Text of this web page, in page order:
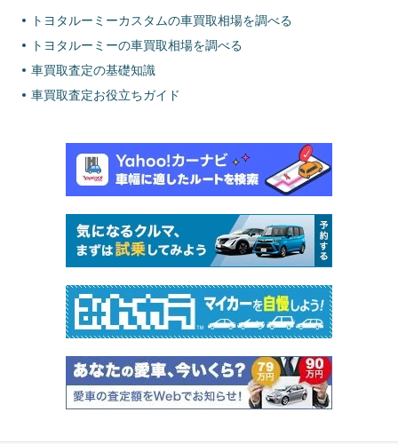
トヨタルーミーカスタムの車買取相場を調べる
トヨタルーミーの車買取相場を調べる
車買取査定の基礎知識
車買取査定お役立ちガイド